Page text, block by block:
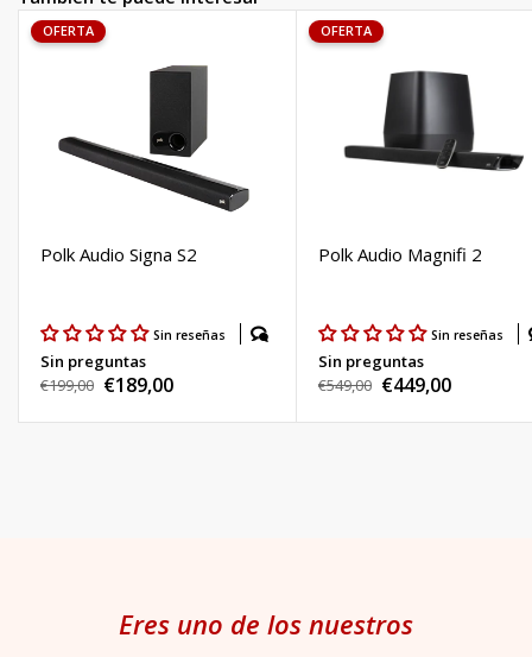
OFERTA
Polk Audio Signa S2
Sin reseñas
Sin preguntas
Precio
€199,00 Precio
de
€189,00
OFERTA
Polk Audio Magnifi 2
Sin reseñas
Sin preguntas
Precio
€549,00 Precio
de
€449,00
Eres uno de los nuestros